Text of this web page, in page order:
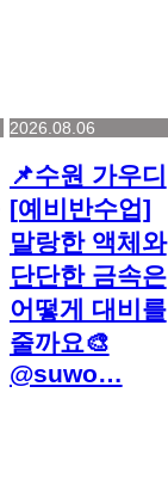
2026.08.06
📌수원 가우디
[예비반수업]
말랑한 액체와
단단한 금속은
어떻게 대비를
줄까요🎨
@suwo…